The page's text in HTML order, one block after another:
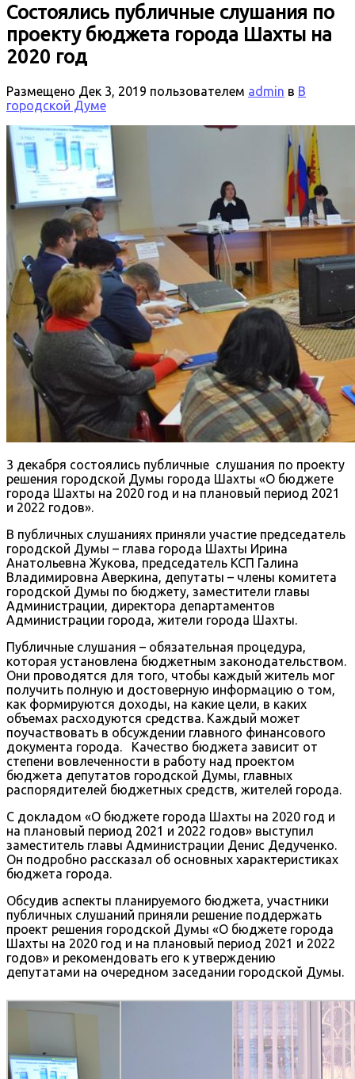
Состоялись публичные слушания по
проекту бюджета города Шахты на
2020 год
Размещено Дек 3, 2019 пользователем admin в В
городской Думе
3 декабря состоялись публичные слушания по проекту
решения городской Думы города Шахты «О бюджете
города Шахты на 2020 год и на плановый период 2021
и 2022 годов».
В публичных слушаниях приняли участие председатель
городской Думы – глава города Шахты Ирина
Анатольевна Жукова, председатель КСП Галина
Владимировна Аверкина, депутаты – члены комитета
городской Думы по бюджету, заместители главы
Администрации, директора департаментов
Администрации города, жители города Шахты.
Публичные слушания – обязательная процедура,
которая установлена бюджетным законодательством.
Они проводятся для того, чтобы каждый житель мог
получить полную и достоверную информацию о том,
как формируются доходы, на какие цели, в каких
объемах расходуются средства. Каждый может
поучаствовать в обсуждении главного финансового
документа города. Качество бюджета зависит от
степени вовлеченности в работу над проектом
бюджета депутатов городской Думы, главных
распорядителей бюджетных средств, жителей города.
С докладом «О бюджете города Шахты на 2020 год и
на плановый период 2021 и 2022 годов» выступил
заместитель главы Администрации Денис Дедученко.
Он подробно рассказал об основных характеристиках
бюджета города.
Обсудив аспекты планируемого бюджета, участники
публичных слушаний приняли решение поддержать
проект решения городской Думы «О бюджете города
Шахты на 2020 год и на плановый период 2021 и 2022
годов» и рекомендовать его к утверждению
депутатами на очередном заседании городской Думы.